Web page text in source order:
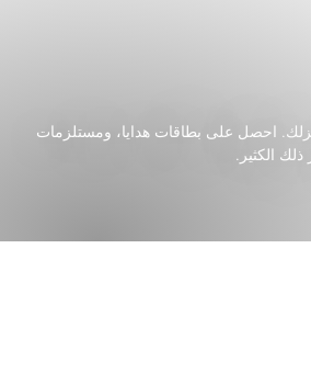
احصل على بطاقات هدايا، ومستلزمات
ذلك الكثير.